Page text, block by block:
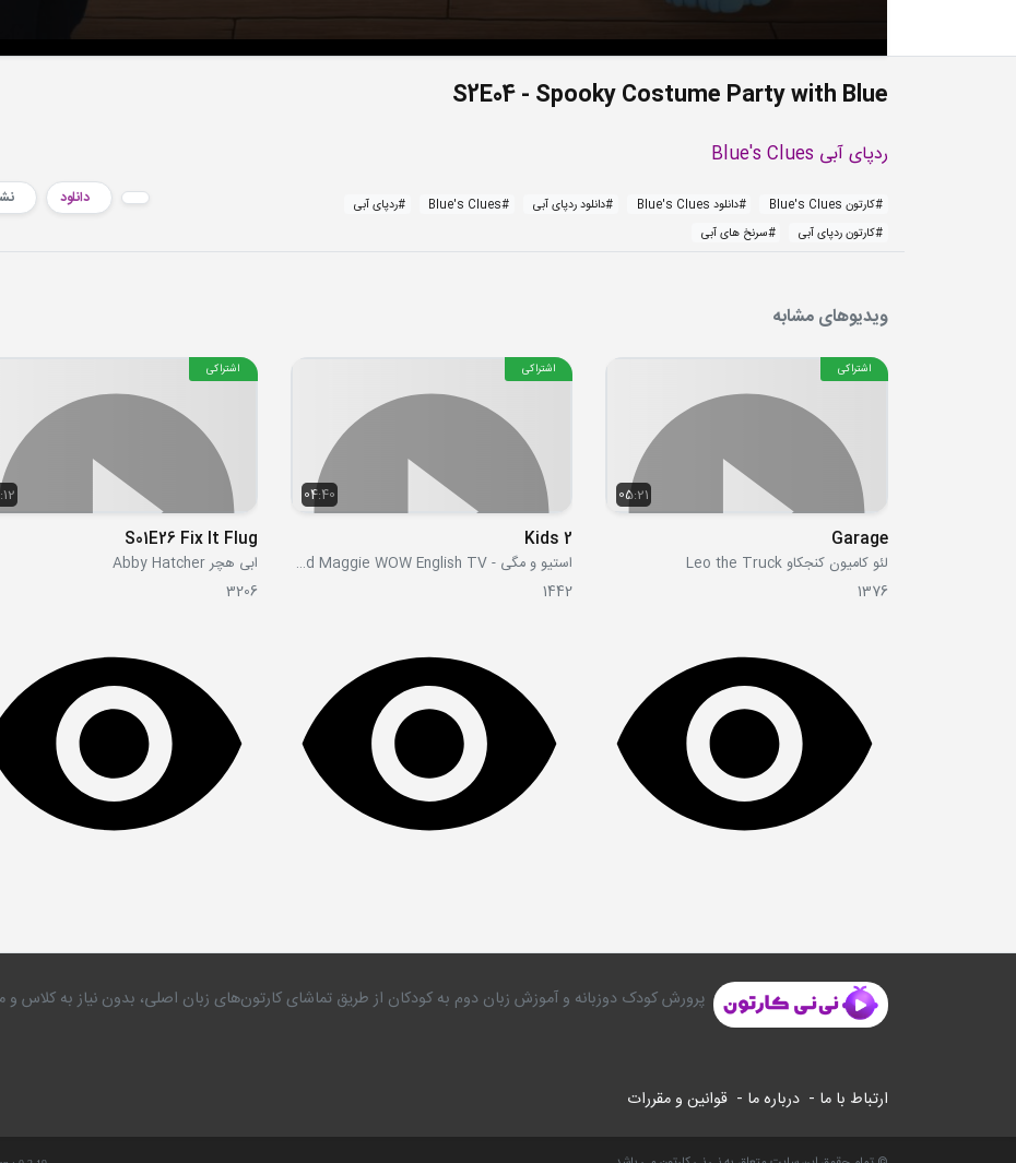
S2E04 - Spooky Costume Party with Blue
ردپای آبی Blue's Clues
#کارتون Blue's Clues #دانلود Blue's Clues #دانلود ردپای آبی #
Blue's Clues
#ردپای آبی
#کارتون ردپای آبی #سرنخ های آبی
دانلود
ویدیوهای مشابه
05:21
اشتراکی
Garage
لئو کامیون کنجکاو Leo the Truck
1376
04:40
اشتراکی
Kids 2
استیو و مگی - Steve and Maggie WOW English TV
1442
اشتراکی
S01E26 Fix It Flug
ابی هچر Abby Hatcher
3206
پرورش کودک دوزبانه و آموزش زبان دوم به کودکان از طریق تماشای کارتون‌های زبان اصلی، بدون نیاز به
ارتباط با ما - درباره ما - قوانین و مقررات